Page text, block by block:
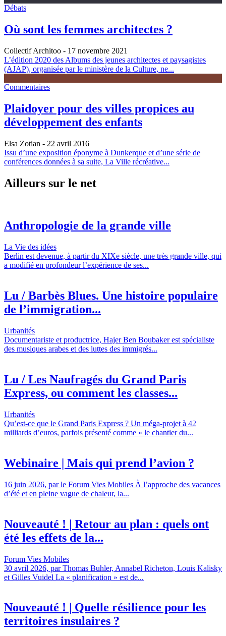
Débats
Où sont les femmes architectes ?
Collectif Architoo - 17 novembre 2021
L’édition 2020 des Albums des jeunes architectes et paysagistes
(AJAP), organisée par le ministère de la Culture, ne...
Commentaires
Plaidoyer pour des villes propices au
développement des enfants
Elsa Zotian - 22 avril 2016
Issu d’une exposition éponyme à Dunkerque et d’une série de
conférences données à sa suite, La Ville récréative...
Ailleurs sur le net
Anthropologie de la grande ville
La Vie des idées
Berlin est devenue, à partir du XIXe siècle, une très grande ville, qui
a modifié en profondeur l’expérience de ses...
Lu / Barbès Blues. Une histoire populaire
de l’immigration...
Urbanités
Documentariste et productrice, Hajer Ben Boubaker est spécialiste
des musiques arabes et des luttes des immigrés...
Lu / Les Naufragés du Grand Paris
Express, ou comment les classes...
Urbanités
Qu’est-ce que le Grand Paris Express ? Un méga-projet à 42
milliards d’euros, parfois présenté comme « le chantier du...
Webinaire | Mais qui prend l’avion ?
16 juin 2026, par le Forum Vies Mobiles À l’approche des vacances
d’été et en pleine vague de chaleur, la...
Nouveauté ! | Retour au plan : quels ont
été les effets de la...
Forum Vies Mobiles
30 avril 2026, par Thomas Buhler, Annabel Richeton, Louis Kalisky
et Gilles Vuidel La « planification » est de...
Nouveauté ! | Quelle résilience pour les
territoires insulaires ?